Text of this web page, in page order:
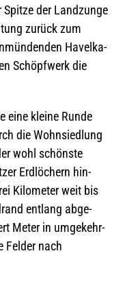
der Land­zunge
zurück zum
Havel­ka­
Schöpf­werk die
eine kleine Runde
die Wohn­sied­lung
wohl schönste
Erd­lö­chern hin­
Kilo­me­ter weit bis
ent­lang abge­
Meter in umge­kehr­
Fel­der nach